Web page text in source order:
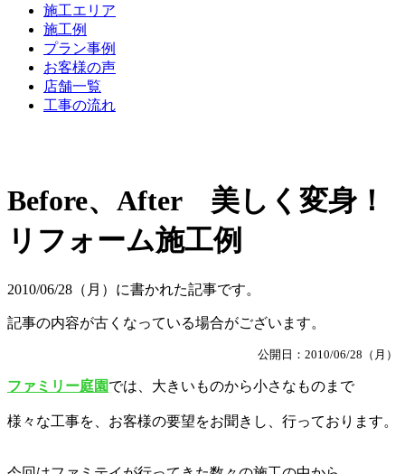
施工エリア
施工例
プラン事例
お客様の声
店舗一覧
工事の流れ
Before、After 美しく変身！
リフォーム施工例
2010/06/28（月）に書かれた記事です。
記事の内容が古くなっている場合がございます。
公開日：2010/06/28（月）
ファミリー庭園では、大きいものから小さなものまで
様々な工事を、お客様の要望をお聞きし、行っております。